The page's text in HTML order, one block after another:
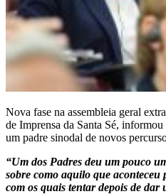
Nova fase na assembleia geral
de Imprensa da Santa Sé,
um padre sinodal de novos
“Um dos Padres deu um pouco
sobre como aquilo que
com os quais tentar depois de